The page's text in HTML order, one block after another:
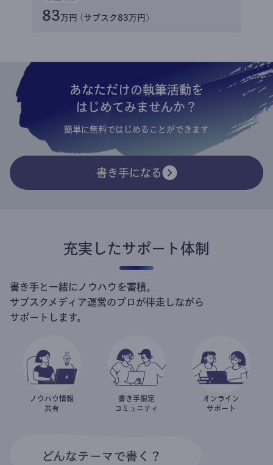
83万円 (サブスク83万円)
あなただけの執筆活動を
はじめてみませんか？
簡単に無料ではじめることができます
書き手になる
充実したサポート体制
書き手と一緒にノウハウを蓄積。
サブスクメディア運営のプロが伴走しながら
サポートします。
ノウハウ情報
共有
書き手限定
コミュニティ
オンライン
サポート